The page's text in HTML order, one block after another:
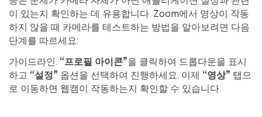
이 있는지 확인하는 데 유용합니다. Zoom에서 영상이 작동
하지 않을 때 카메라를 테스트하는 방법을 알아보려면 다음
단계를 따르세요:
가이드라인. “프로필 아이콘”을 클릭하여 드롭다운을 표시
하고 “설정” 옵션을 선택하여 진행하세요. 이제 “영상” 탭으
로 이동하면 웹캠이 작동하는지 확인할 수 있습니다.